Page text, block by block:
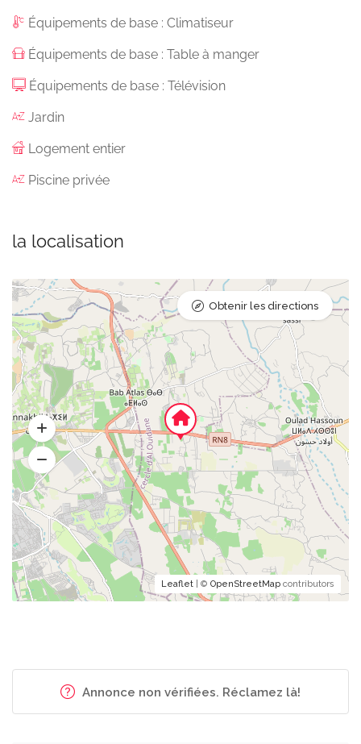
Équipements de base : Climatiseur
Équipements de base : Table à manger
Équipements de base : Télévision
Jardin
Logement entier
Piscine privée
la localisation
Leaflet | © OpenStreetMap contributors
Obtenir les directions
Annonce non vérifiées. Réclamez là!